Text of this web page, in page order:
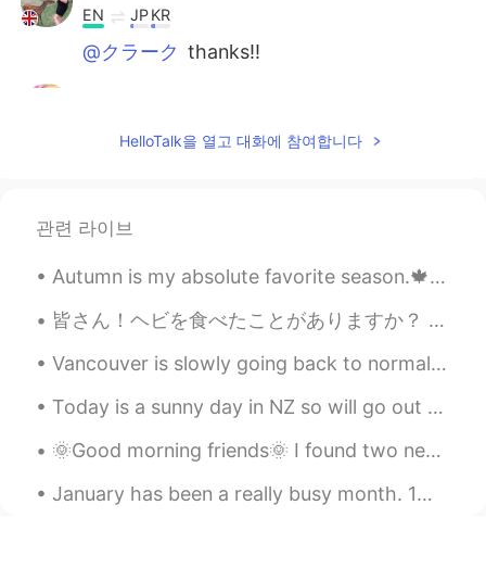
EN JPKR
@クラーク thanks!!
EN JP
@Ryan I am not that strong yet! Haha
Beth 2020.10.03 08:42
@Hana thank you!!
Beth 2020.10.03 08:42
EN JPKR
@IsseiThank you!!!
HelloTalk을 열고 대화에 참여합니다
관련 라이브
Autumn is my absolute favorite season.🍁🎃🍁🎃🍁 So glad I get to enjoy it this year. 💖💖 Now if I co...
皆さん！ヘビを食べたことがありますか？ 昨日、テキサスから帰ってきたおばさんと会って、ガラガラヘビの乾燥肉をもらえました！子どもの時、ヘビの乾燥肉は一番の好きなスナックの一つでした。これは本当...
Vancouver is slowly going back to normal. I miss the crowds, the amazing weather and summer adven...
Today is a sunny day in NZ so will go out with local beekeepers to look at the Manuka honey colle...
🌞Good morning friends🌞 I found two new condiment products at the grocery store today👌🏻 I can't wa...
January has been a really busy month. 1月は本当に忙しい月でした。 So I haven't been able to talk much or post...